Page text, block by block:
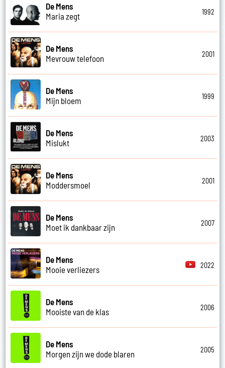
De Mens
Maria zegt
1992
De Mens
Mevrouw telefoon
2001
De Mens
Mijn bloem
1999
De Mens
Mislukt
2003
De Mens
Moddersmoel
2001
De Mens
Moet ik dankbaar zijn
2007
De Mens
Mooie verliezers
2022
De Mens
Mooiste van de klas
2006
De Mens
Morgen zijn we dode blaren
2005